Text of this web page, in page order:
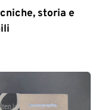
storia e